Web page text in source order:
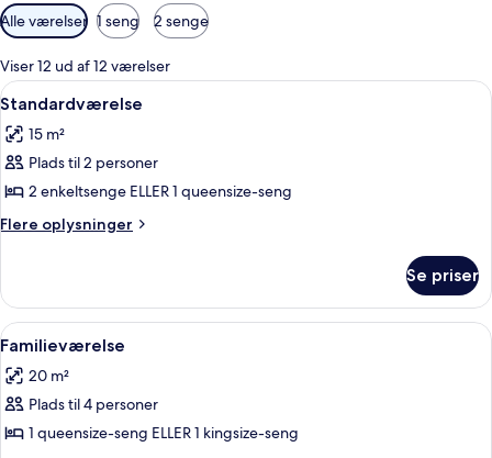
Tilgængelige
filtre
for
værelser
Alle værelser 1 seng 2 senge
Viser 12 ud af 12 værelser
Indlæs
alle
billeder
af
Standardværelse
Et hotelværelse med to senge, et
20
Standardværelse
15 m²
Plads til 2 personer
2 enkeltsenge ELLER 1 queensize-seng
Flere oplysninger
Flere
Se priser
Indlæs
alle
billeder
af
Familieværelse
Et hotelværelse med seng, sofa,
19
Familieværelse
20 m²
Plads til 4 personer
1 queensize-seng ELLER 1 kingsize-seng